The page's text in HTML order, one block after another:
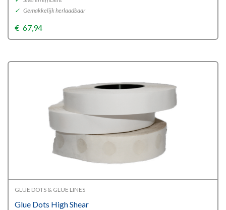
✓ Gemakkelijk herlaadbaar
€ 67,94
GLUE DOTS & GLUE LINES
Glue Dots High Shear